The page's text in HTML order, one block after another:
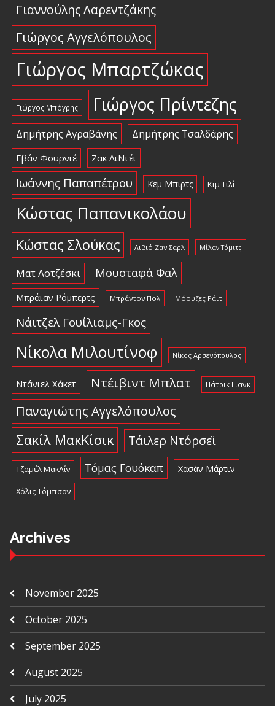
Γιαννούλης Λαρεντζάκης
Γιώργος Αγγελόπουλος
Γιώργος Μπαρτζώκας
Γιώργος Μπόγρης Γιώργος Πρίντεζης
Δημήτρης Αγραβάνης Δημήτρης Τσαλδάρης
Εβάν Φουρνιέ Ζακ ΛιΝτέι
Ιωάννης Παπαπέτρου Κεμ Μπιρτς Κιμ Τιλί
Κώστας Παπανικολάου
Κώστας Σλούκας Λιβιό Ζαν Σαρλ Μίλαν Τόμιτς
Ματ Λοτζέσκι Μουσταφά Φαλ
Μπράιαν Ρόμπερτς Μπράντον Πολ Μόουζες Ράιτ
Νάιτζελ Γουίλιαμς-Γκος
Νίκολα Μιλουτίνοφ Νίκος Αρσενόπουλος
Ντάνιελ Χάκετ Ντέιβιντ Μπλατ Πάτρικ Γιανκ
Παναγιώτης Αγγελόπουλος
Σακίλ ΜακΚίσικ Τάιλερ Ντόρσεϊ
Τζαμέλ ΜακΛίν Τόμας Γουόκαπ Χασάν Μάρτιν
Χόλις Τόμπσον
Archives
November 2025
October 2025
September 2025
August 2025
July 2025